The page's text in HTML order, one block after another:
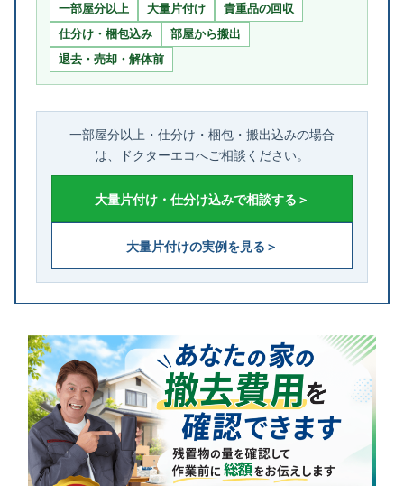
一部屋分以上 大量片付け
貴重品の回収
仕分け・梱包込み
部屋から搬出
退去・売却・解体前
一部屋分以上・仕分け・梱包・搬出込みの場合
は、ドクターエコへご相談ください。
大量片付け・仕分け込みで相談する＞
大量片付けの実例を見る＞